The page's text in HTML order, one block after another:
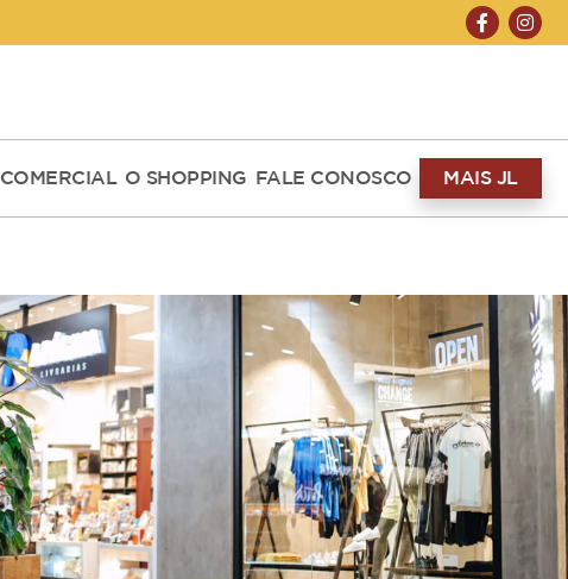
COMERCIAL O SHOPPING FALE CONOSCO MAIS JL